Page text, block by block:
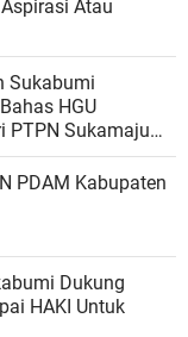
Atau
Sukabumi
HGU
PTPN Sukamaju
Plasma
PDAM Kabupaten
Dukung
HAKI Untuk